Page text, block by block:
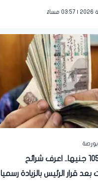
هتزيد 1050 جنيها.. اعرف شرائح
بعد قرار الرئيس بالزيادة رسميا